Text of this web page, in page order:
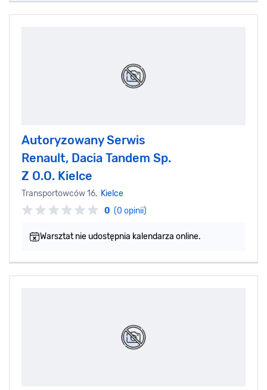
Autoryzowany Serwis
Renault, Dacia Tandem Sp.
Z O.O. Kielce
Transportowców 16, Kielce
0 (0 opinii)
Warsztat nie udostępnia kalendarza online.